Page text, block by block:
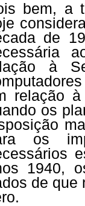
bem, a
de
à
relação
os
os
1940,
de que